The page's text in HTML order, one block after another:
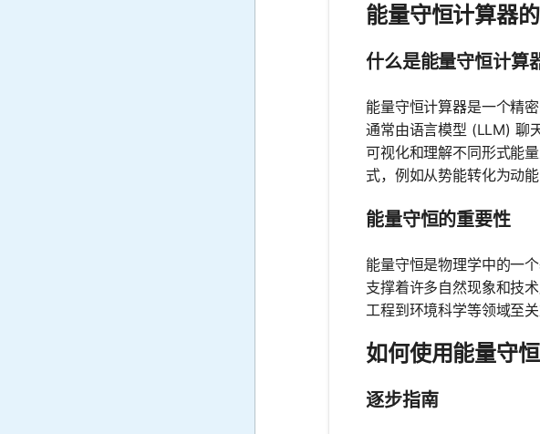
能量守恒计算器
什么是能量守恒计算
能量守恒计算器是一个精
通常由语言模型 (LLM) 聊
可视化和理解不同形式能
式，例如从势能转化为动
能量守恒的重要性
能量守恒是物理学中的一
支撑着许多自然现象和技
工程到环境科学等领域至
如何使用能量守
逐步指南